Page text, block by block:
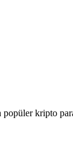
kripto